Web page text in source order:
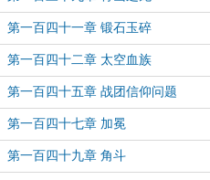
第一百四十一章 锻石玉碎
第一百四十二章 太空血族
第一百四十五章 战团信仰问题
第一百四十七章 加冕
第一百四十九章 角斗